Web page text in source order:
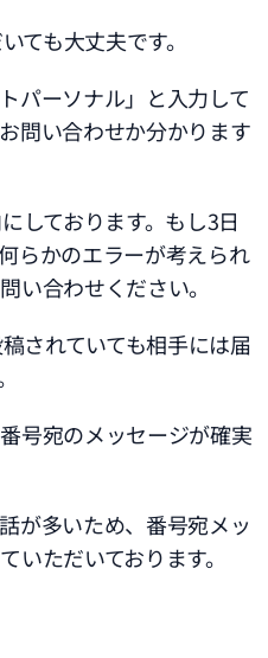
ても大丈夫です。
パーソナル」と入力して
問い合わせか分かります
しております。もし3日
らかのエラーが考えられ
い合わせください。
されていても相手には届
号宛のメッセージが確実
が多いため、番号宛メッ
いただいております。